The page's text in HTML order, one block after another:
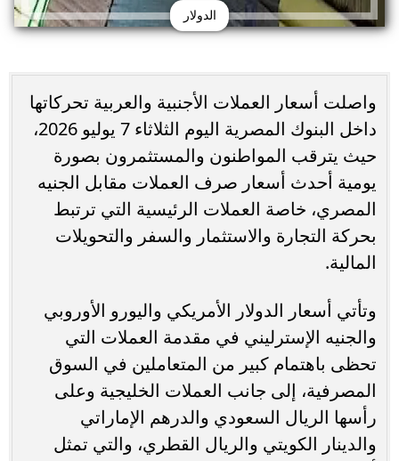
الدولار
واصلت أسعار العملات الأجنبية والعربية تحركاتها
داخل البنوك المصرية اليوم الثلاثاء 7 يوليو 2026،
حيث يترقب المواطنون والمستثمرون بصورة
يومية أحدث أسعار صرف العملات مقابل الجنيه
المصري، خاصة العملات الرئيسية التي ترتبط
بحركة التجارة والاستثمار والسفر والتحويلات
المالية.
وتأتي أسعار الدولار الأمريكي واليورو الأوروبي
والجنيه الإسترليني في مقدمة العملات التي
تحظى باهتمام كبير من المتعاملين في السوق
المصرفية، إلى جانب العملات الخليجية وعلى
رأسها الريال السعودي والدرهم الإماراتي
والدينار الكويتي والريال القطري، والتي تمثل